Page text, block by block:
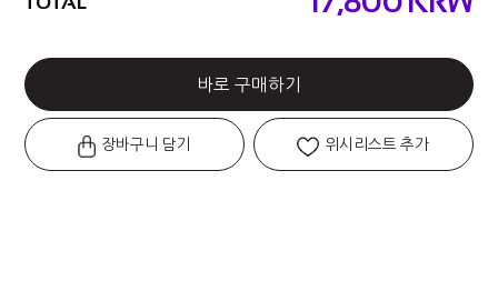
바로 구매하기
장바구니 담기 위시리스트 추가